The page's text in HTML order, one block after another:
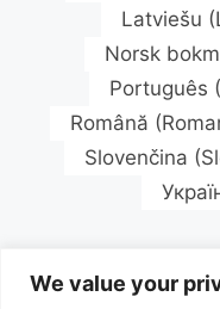
We value your
Latviešu (
Norsk
Português (
Română (
Slovenčina (